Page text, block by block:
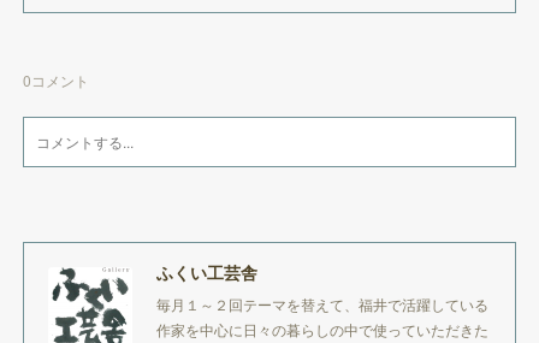
0コメント
ふくい工芸舎
毎月１～２回テーマを替えて、福井で活躍している
作家を中心に日々の暮らしの中で使っていただきた